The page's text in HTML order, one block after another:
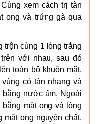
xem cách trị tàn
ong và trứng gà qua
trộn cùng 1 lòng trắng
với nhau, sau đó
toàn bộ khuôn mặt.
có tàn nhang và
bằng nước ấm. Ngoài
mật ong và lòng
mật ong nguyên chất,